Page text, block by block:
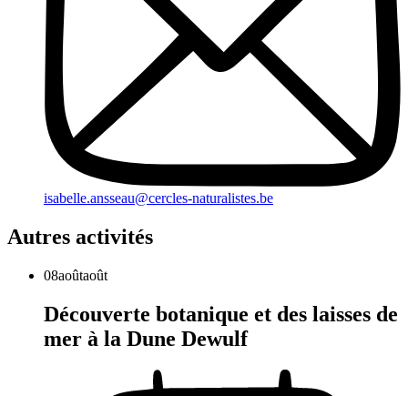
isabelle.ansseau@cercles-naturalistes.be
Autres activités
08aoûtaoût
Découverte botanique et des laisses de
mer à la Dune Dewulf